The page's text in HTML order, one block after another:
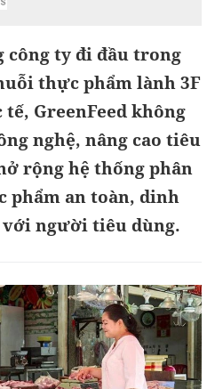
ty đi đầu trong
thực phẩm lành 3F
GreenFeed không
nghệ, nâng cao tiêu
rộng hệ thống phân
phẩm an toàn, dinh
người tiêu dùng.